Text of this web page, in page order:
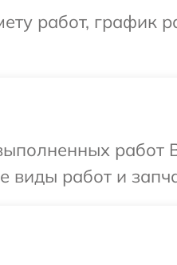
работ, график
виды работ и